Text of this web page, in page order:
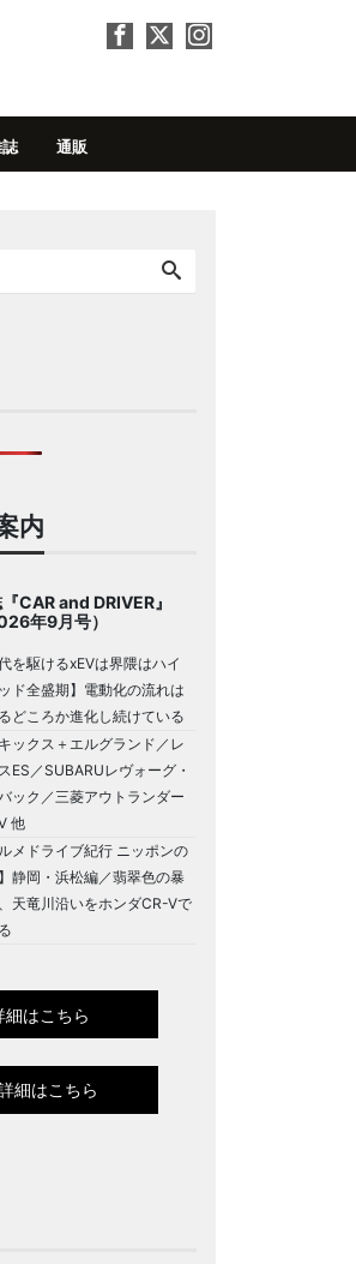
通販
内
CAR and DRIVER』
年9月号）
代を駆けるxEVは界隈はハイ
ド全盛期】電動化の流れは
どころか進化し続けている
ックス＋エルグランド／レ
ES／SUBARUレヴォーグ・
ック／三菱アウトランダー
他
ルメドライブ紀行 ニッポンの
静岡・浜松編／翡翠色の暴
天竜川沿いをホンダCR-Vで
はこちら
細はこちら